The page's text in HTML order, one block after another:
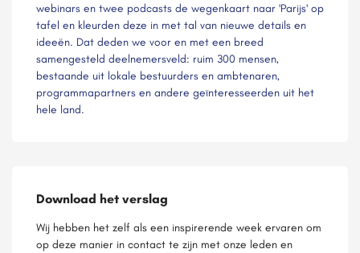
webinars en twee podcasts de wegenkaart naar 'Parijs' op
tafel en kleurden deze in met tal van nieuwe details en
ideeën. Dat deden we voor en met een breed
samengesteld deelnemersveld: ruim 300 mensen,
bestaande uit lokale bestuurders en ambtenaren,
programmapartners en andere geïnteresseerden uit het
hele land.
Download het verslag
Wij hebben het zelf als een inspirerende week ervaren om
op deze manier in contact te zijn met onze leden en